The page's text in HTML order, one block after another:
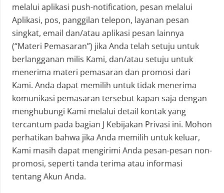
melalui aplikasi push-notification, pesan melalui
Aplikasi, pos, panggilan telepon, layanan pesan
singkat, email dan/atau aplikasi pesan lainnya
(“Materi Pemasaran”) jika Anda telah setuju untuk
berlangganan milis Kami, dan/atau setuju untuk
menerima materi pemasaran dan promosi dari
Kami. Anda dapat memilih untuk tidak menerima
komunikasi pemasaran tersebut kapan saja dengan
menghubungi Kami melalui detail kontak yang
tercantum pada bagian J Kebijakan Privasi ini. Mohon
perhatikan bahwa jika Anda memilih untuk keluar,
Kami masih dapat mengirimi Anda pesan-pesan non-
promosi, seperti tanda terima atau informasi
tentang Akun Anda.